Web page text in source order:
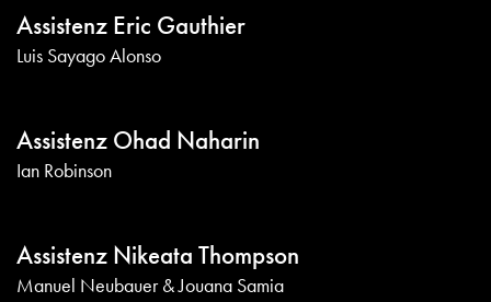
Assistenz Eric Gauthier
Luis Sayago Alonso
Assistenz Ohad Naharin
Ian Robinson
Assistenz Nikeata Thompson
Manuel Neubauer & Jouana Samia